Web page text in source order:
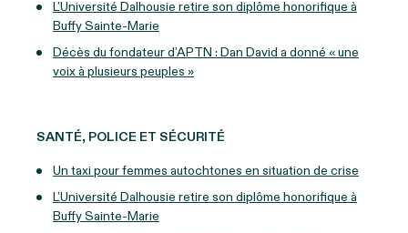
L’Université Dalhousie retire son diplôme honorifique à
Buffy Sainte-Marie
Décès du fondateur d’APTN : Dan David a donné « une
voix à plusieurs peuples »
SANTÉ, POLICE ET SÉCURITÉ
Un taxi pour femmes autochtones en situation de crise
L’Université Dalhousie retire son diplôme honorifique à
Buffy Sainte-Marie